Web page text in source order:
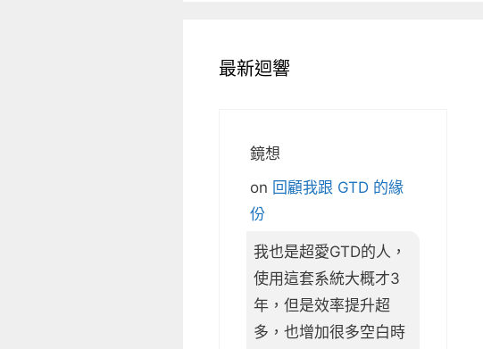
最新迴響
鏡想
on 回顧我跟 GTD 的緣
份
我也是超愛GTD的人，
使用這套系統大概才3
年，但是效率提升超
多，也增加很多空白時